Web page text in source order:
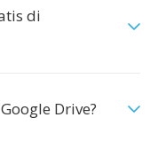
di
Drive?